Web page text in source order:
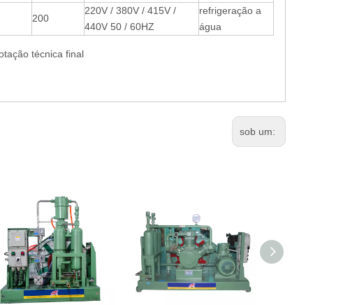
200
220V / 380V / 415V /
440V 50 / 60HZ
refrigeração a
água
técnica final
sob um: